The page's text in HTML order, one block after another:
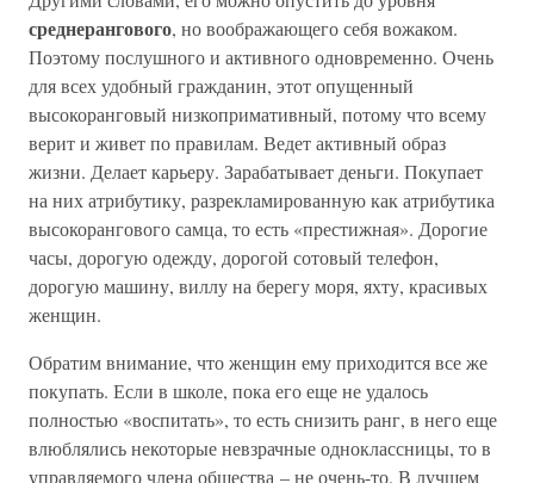
среднерангового, но воображающего себя вожаком.
Поэтому послушного и активного одновременно. Очень
для всех удобный гражданин, этот опущенный
высокоранговый низкопримативный, потому что всему
верит и живет по правилам. Ведет активный образ
жизни. Делает карьеру. Зарабатывает деньги. Покупает
на них атрибутику, разрекламированную как атрибутика
высокорангового самца, то есть «престижная». Дорогие
часы, дорогую одежду, дорогой сотовый телефон,
дорогую машину, виллу на берегу моря, яхту, красивых
женщин.
Обратим внимание, что женщин ему приходится все же
покупать. Если в школе, пока его еще не удалось
полностью «воспитать», то есть снизить ранг, в него еще
влюблялись некоторые невзрачные одноклассницы, то в
управляемого члена общества – не очень-то. В лучшем